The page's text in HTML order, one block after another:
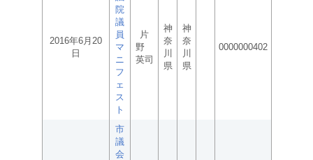
2016年6月20
日
院
議
員
マ
ニ
フ
ェ
ス
ト
片
野
英司
神
奈
川
県
神
奈
川
県
0000000402
市
議
会